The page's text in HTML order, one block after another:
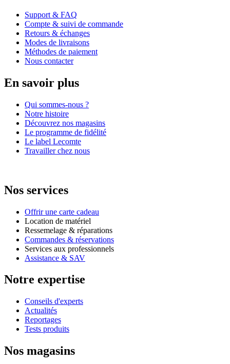
Support & FAQ
Compte & suivi de commande
Retours & échanges
Modes de livraisons
Méthodes de paiement
Nous contacter
En savoir plus
Qui sommes-nous ?
Notre histoire
Découvrez nos magasins
Le programme de fidélité
Le label Lecomte
Travailler chez nous
Nos services
Offrir une carte cadeau
Location de matériel
Ressemelage & réparations
Commandes & réservations
Services aux professionnels
Assistance & SAV
Notre expertise
Conseils d'experts
Actualités
Reportages
Tests produits
Nos magasins